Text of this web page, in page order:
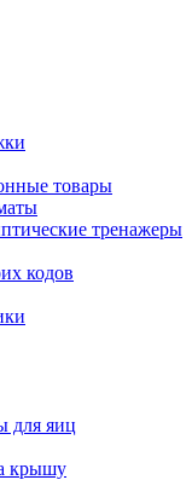
товары
тренажеры
кодов
для яиц
крышу